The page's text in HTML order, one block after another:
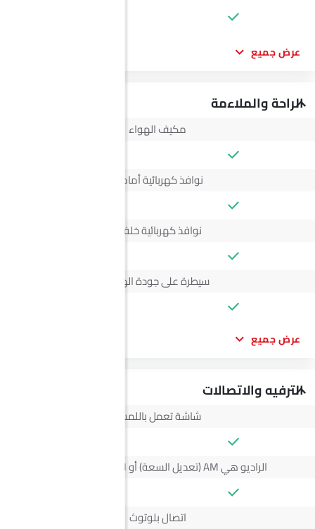
عرض جميع
الراحة والملاءمة
مكيف الهواء
نوافذ كهربائية أمامية
نوافذ كهربائية خلفية
سيطرة على جودة الهواء
عرض جميع
الترفيه والاتصالات
شاشة تعمل باللمس
الراديو هي AM (تعديل السعة) أو FM (تضمين التردد)،
اتصال بلوتوث